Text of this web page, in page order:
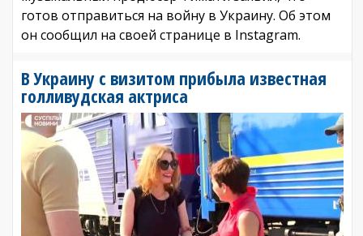
готов отправиться на войну в Украину. Об этом
он сообщил на своей странице в Instagram.
В Украину с визитом прибыла известная
голливудская актриса